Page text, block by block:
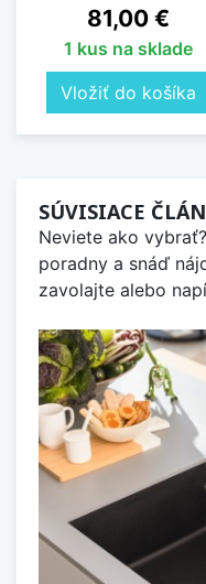
Cena
81,00 €
1 kus na sklade
Vložiť do košíka
SÚVISIACE
Neviete ako
poradny a snáď
zavolajte alebo